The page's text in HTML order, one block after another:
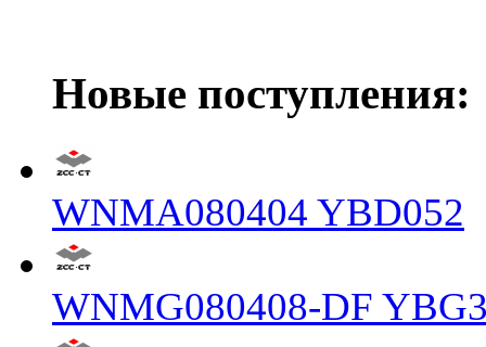
Новые поступления:
WNMA080404 YBD052
WNMG080408-DF